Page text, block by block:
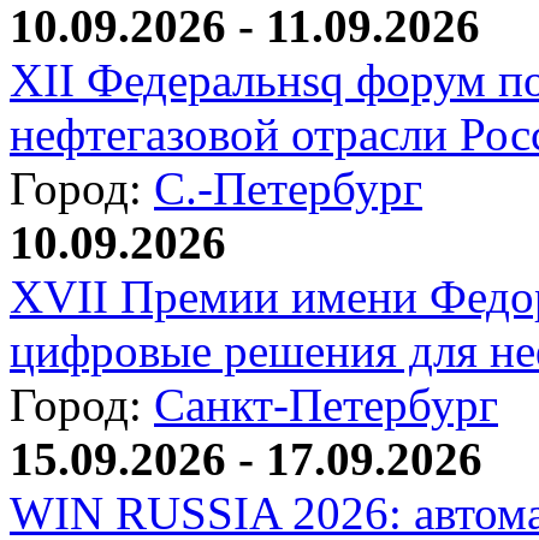
10.09.2026 - 11.09.2026
XII Федеральнsq форум
нефтегазовой отрасли
Город: С.-Петербург
10.09.2026
XVII Премии имени
цифровые решения для
Город: Санкт-Петербург
15.09.2026 - 17.09.2026
WIN RUSSIA 2026: